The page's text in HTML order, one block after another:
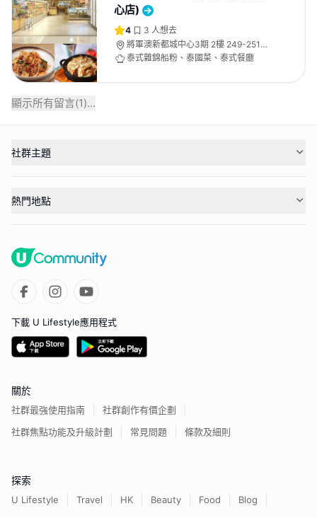
心店)
4 3 人想去
將軍澳新都城中心3期 2樓 249-251號
舖
泰式雜錦船粉、泰國菜、泰式餐廳
顯示所有留言(1)...
社群主題
熱門地點
下載 U Lifestyle應用程式
關於
社群最強使用指南
社群創作有價企劃
社群焦點功能及升級計劃
常見問題 條款及細則
探索
U Lifestyle Travel HK Beauty Food
Blog